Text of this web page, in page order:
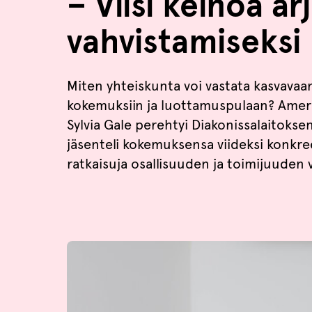
vahvistamiseksi
Miten yhteiskunta voi vastata
kokemuksiin ja luottamuspulaan?
Sylvia Gale perehtyi
jäsenteli kokemuksensa viideksi
ratkaisuja osallisuuden ja toimijuuden